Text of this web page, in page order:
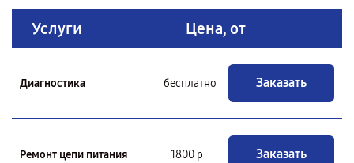
Услуги Цена, от
Диагностика бесплатно Заказать
Ремонт цепи питания 1800 р Заказать